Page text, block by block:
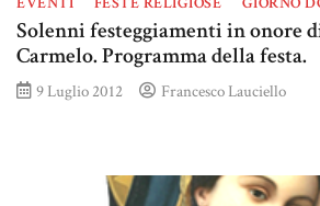
Solenni festeggiamenti in onore
Carmelo. Programma della festa.
9 Luglio 2012 Francesco Lauciello